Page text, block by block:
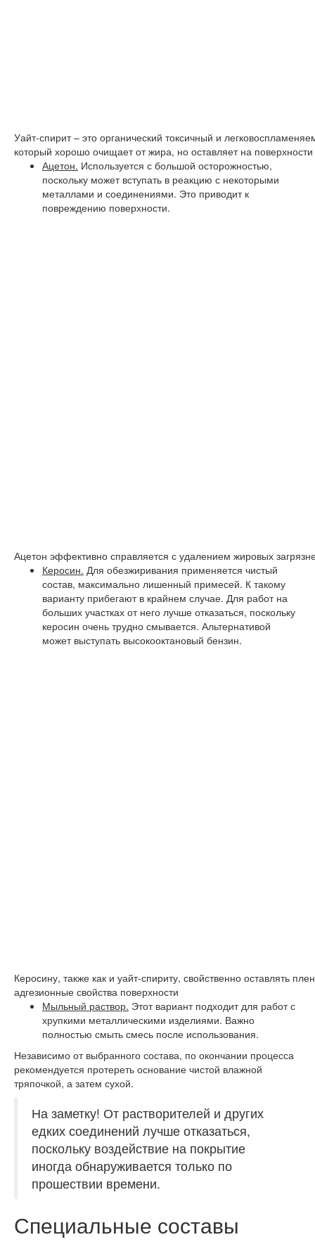
Уайт-спирит – это органический токсичный и
который хорошо очищает от жира, но оставляет на поверхности
Ацетон. Используется с большой осторожностью,
поскольку может вступать в реакцию с некоторыми
металлами и соединениями. Это приводит к
повреждению поверхности.
Ацетон эффективно справляется с удалением жировых
Керосин. Для обезжиривания применяется чистый
состав, максимально лишенный примесей. К такому
варианту прибегают в крайнем случае. Для работ на
больших участках от него лучше отказаться, поскольку
керосин очень трудно смывается. Альтернативой
может выступать высокооктановый бензин.
Керосину, также как и уайт-спириту, свойственно оставлять
адгезионные свойства поверхности
Мыльный раствор. Этот вариант подходит для работ с
хрупкими металлическими изделиями. Важно
полностью смыть смесь после использования.
Независимо от выбранного состава, по окончании процесса
рекомендуется протереть основание чистой влажной
тряпочкой, а затем сухой.
На заметку! От растворителей и других
едких соединений лучше отказаться,
поскольку воздействие на покрытие
иногда обнаруживается только по
прошествии времени.
Специальные составы